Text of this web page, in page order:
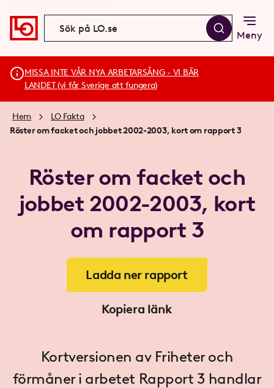
Meny
MISSA INTE VÅR NYA ARBETARSÅNG - VI BÄR
LANDET (vi får Sverige att fungera)
Hem
LO Fakta
Röster om facket och jobbet 2002-2003, kort om rapport 3
Röster om facket och
jobbet 2002-2003, kort
om rapport 3
Ladda ner rapport
Kopiera länk
Kortversionen av Friheter och
förmåner i arbetet Rapport 3 handlar